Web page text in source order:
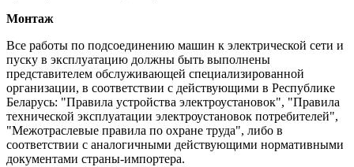
Монтаж
Все работы по подсоединению машин к электрической сети и
пуску в эксплуатацию должны быть выполнены
представителем обслуживающей специализированной
организации, в соответствии с действующими в Республике
Беларусь: "Правила устройства электроустановок", "Правила
технической эксплуатации электроустановок потребителей",
"Межотраслевые правила по охране труда", либо в
соответствии с аналогичными действующими нормативными
документами страны-импортера.